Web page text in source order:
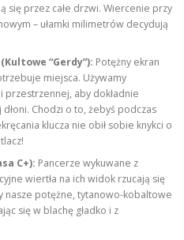
się przez całe drzwi. Wiercenie przy
– ułamki milimetrów decydują
“Gerdy”): Potężny ekran
miejsca. Używamy
aby dokładnie
Chodzi o to, żebyś podczas
klucza nie obił sobie knykci o
C+): Pancerze wykuwane z
wiertła na ich widok rzucają się
nasze potężne, tytanowo-kobaltowe
się w blachę gładko i z